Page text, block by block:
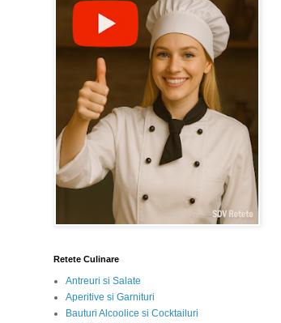
Retete Culinare
Antreuri si Salate
Aperitive si Garnituri
Bauturi Alcoolice si Cocktailuri